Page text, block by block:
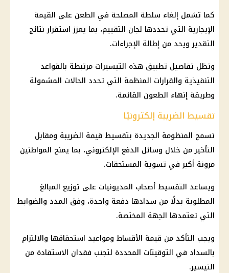
كما تشمل إلغاء سلطة المصلحة في الطعن على القيمة
الإيجارية التي تحددها لجان التقييم، بما يعزز استقرار نتائج
التقدير ويحد من إطالة الإجراءات.
وتظل تفاصيل تطبيق هذه التيسيرات مرتبطة بالقواعد
التنفيذية والقرارات المنظمة التي تحدد الحالات المشمولة
وطريقة إنهاء الطعون القائمة.
تقسيط الضريبة إلكترونيًا
تسمح المنظومة الجديدة بتقسيط قيمة الضريبة ومقابل
التأخير من خلال وسائل الدفع الإلكتروني، بما يمنح المواطنين
مرونة أكبر في تسوية المستحقات.
ويساعد التقسيط أصحاب المديونيات على توزيع المبالغ
المطلوبة بدلًا من سدادها دفعة واحدة، وفق المدد والضوابط
التي تعتمدها الجهة المختصة.
ويجب التأكد من قيمة الأقساط ومواعيد استحقاقها والالتزام
بالسداد في التوقيتات المحددة لتجنب فقدان الاستفادة من
التيسير.